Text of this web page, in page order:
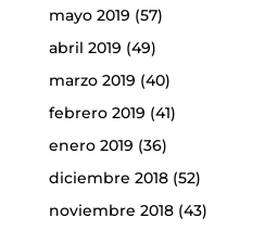
mayo 2019 (57)
abril 2019 (49)
marzo 2019 (40)
febrero 2019 (41)
enero 2019 (36)
diciembre 2018(52)
noviembre 2018(43)